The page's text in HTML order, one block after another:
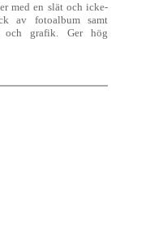
med en slät och icke-
av fotoalbum samt
och grafik. Ger hög